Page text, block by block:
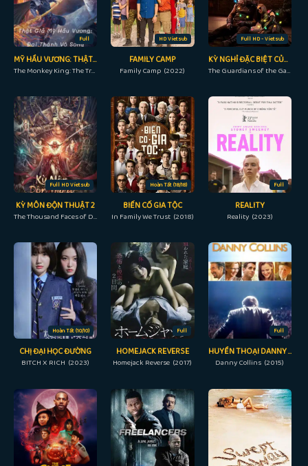
Full
MỸ HẦU VƯƠNG: THẬT GIẢ TÔN NGỘ KHÔNG
The Monkey King: The True Sun Wukong (2019)
HD Vietsub
FAMILY CAMP
Family Camp (2022)
Full HD - Vietsub
KỲ NGHỈ ĐẶC BIỆT CỦA VỆ BINH DẢI NGÂN HÀ
The Guardians of the Galaxy Holiday Special (2022)
Full HD Vietsub
KỲ MÔN ĐỘN THUẬT 2
The Thousand Faces of Dunshu 2 (2023)
Hoàn Tất (18/18)
BIẾN CỐ GIA TỘC
In Family We Trust (2018)
Full
REALITY
Reality (2023)
Hoàn Tất (10/10)
CHỊ ĐẠI HỌC ĐƯỜNG
BITCH X RICH (2023)
Full
HOMEJACK REVERSE
Homejack Reverse (2017)
Full
HUYỀN THOẠI DANNY COLLINS
Danny Collins (2015)